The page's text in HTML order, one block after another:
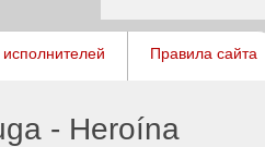
Правила сайта
- Heroína